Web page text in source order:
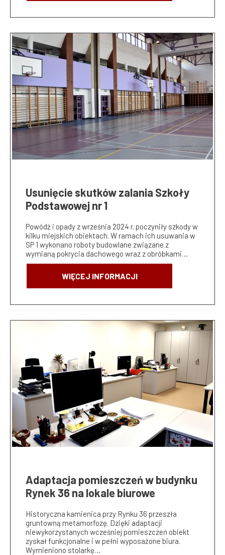
Usunięcie skutków zalania Szkoły
Podstawowej nr 1
Powódź i opady z września 2024 r. poczyniły szkody w
kilku miejskich obiektach. W ramach ich usuwania w
SP 1 wykonano roboty budowlane związane z
wymianą pokrycia dachowego wraz z obróbkami…
WIĘCEJ INFORMACJI
Adaptacja pomieszczeń w budynku
Rynek 36 na lokale biurowe
Historyczna kamienica przy Rynku 36 przeszła
gruntowną metamorfozę. Dzięki adaptacji
niewykorzystanych wcześniej pomieszczeń obiekt
zyskał funkcjonalne i w pełni wyposażone biura.
Wymieniono stolarkę…